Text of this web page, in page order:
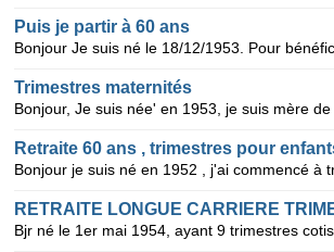
Puis je partir à 60 ans
Trimestres maternités